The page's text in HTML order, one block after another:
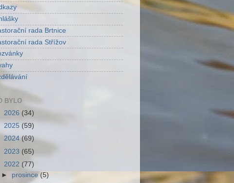
rada Brtnice
rada Střížov
BYLO
2026 (34)
2025 (59)
2024(69)
2023 (65)
2022 (77)
► prosince(5)